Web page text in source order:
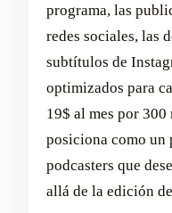
programa, las
redes sociales, las
subtítulos de
optimizados para
19$ al mes por 300
posiciona como un
podcasters que
allá de la edición